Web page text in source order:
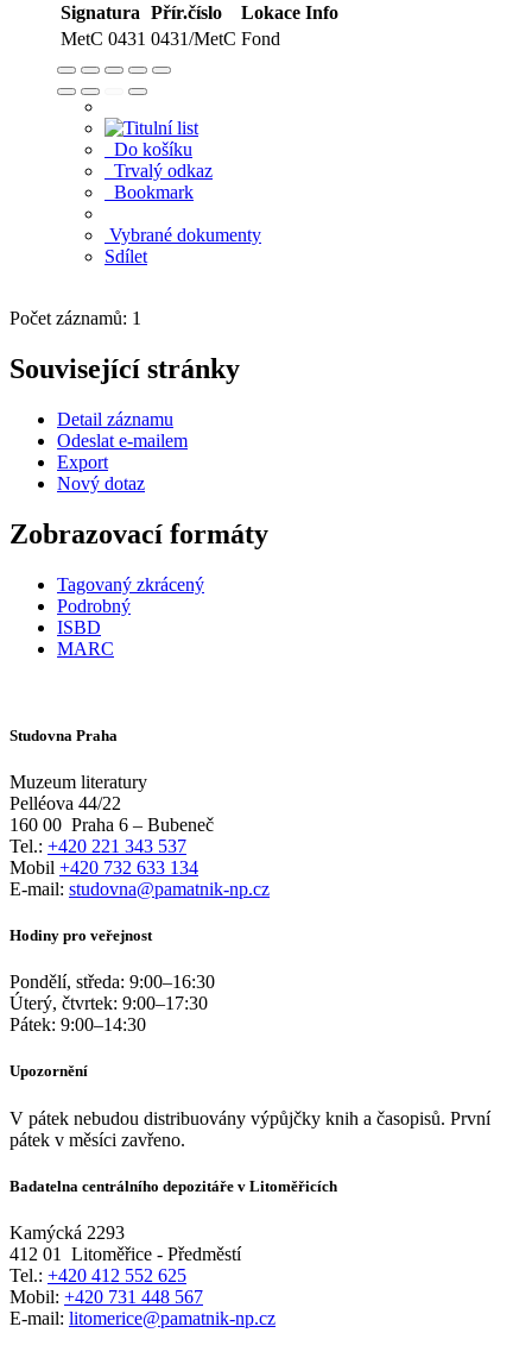
Signatura Přír.číslo Lokace Info
MetC 0431 0431/MetC Fond
Do košíku
Trvalý odkaz
Bookmark
Vybrané dokumenty
Sdílet
Počet záznamů: 1
Související stránky
Detail záznamu
Odeslat e-mailem
Export
Nový dotaz
Zobrazovací formáty
Tagovaný zkrácený
Podrobný
ISBD
MARC
Studovna Praha
Muzeum literatury
Pelléova 44/22
160 00 Praha 6 – Bubeneč
Tel.: +420 221 343 537
Mobil +420 732 633 134
E-mail: studovna@pamatnik-np.cz
Hodiny pro veřejnost
Pondělí, středa: 9:00–16:30
Úterý, čtvrtek: 9:00–17:30
Pátek: 9:00–14:30
Upozornění
V pátek nebudou distribuovány výpůjčky knih a časopisů. První
pátek v měsíci zavřeno.
Badatelna centrálního depozitáře v Litoměřicích
Kamýcká 2293
412 01
Litoměřice - Předměstí
Tel.: +420 412 552 625
Mobil: +420 731 448 567
E-mail: litomerice@pamatnik-np.cz